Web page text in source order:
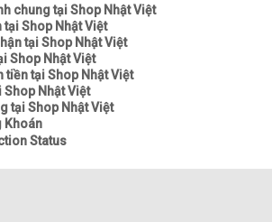
chung tại Shop Nhật Việt
Shop Nhật Việt
tại Shop Nhật Việt
Shop Nhật Việt
tiền tại Shop Nhật Việt
Nhật Việt
tại Shop Nhật Việt
Khoán